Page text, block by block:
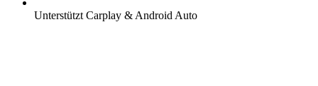
Unterstützt Carplay & Android Auto